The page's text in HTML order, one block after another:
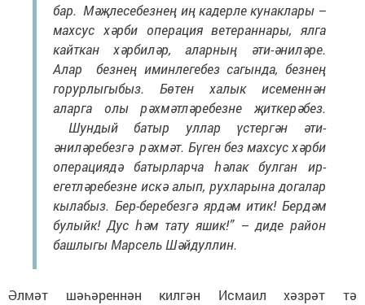
бар. Мәҗлесебезнең иң кадерле кунаклары –
махсус хәрби операция ветераннары, ялга
кайткан хәрбиләр, аларның әти-әниләре.
Алар безнең иминлегебез сагында, безнең
горурлыгыбыз. Бөтен халык исеменнән
аларга олы рәхмәтләребезне җиткерәбез.
Шундый батыр уллар үстергән әти-
әниләребезгә рәхмәт. Бүген без махсус хәрби
операциядә батырларча һәлак булган ир-
егетләребезне искә алып, рухларына догалар
кылабыз. Бер-беребезгә ярдәм итик! Бердәм
булыйк! Дус һәм тату яшик!” – диде район
башлыгы Марсель Шәйдуллин.
Әлмәт шәһәреннән килгән Исмаил хәзрәт тә